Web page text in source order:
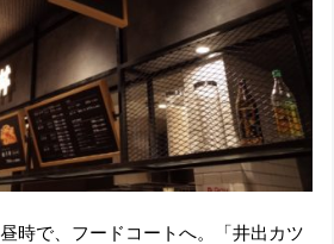
時で、フードコートへ。「井出カツ